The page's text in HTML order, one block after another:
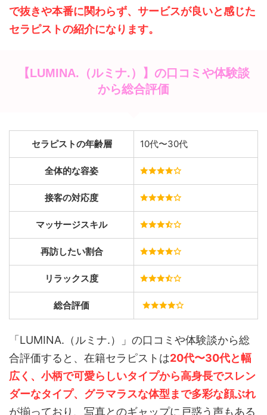
で抜きや本番に関わらず、サービスが良いと感じた
セラピストの紹介になります。
【LUMINA.（ルミナ.）】の口コミや体験談
から総合評価
セラピストの年齢層 10代〜30代
全体的な容姿
接客の対応度
マッサージスキル
再訪したい割合
リラックス度
総合評価
「LUMINA.（ルミナ.）」の口コミや体験談から総
合評価すると、在籍セラピストは20代〜30代と幅
広く、小柄で可愛らしいタイプから高身長でスレン
ダーなタイプ、グラマラスな体型まで多彩な顔ぶれ
が揃っており、写真とのギャップに戸惑う声もある